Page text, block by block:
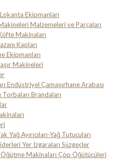
Ekipmanları
Malzemeleri ve Parçaları
Makinaları
Kapları
Ekipmanları
Makineleri
Endüstriyel Çamaşırhane Arabası
Torbaları Brandaları
Yağ Ayırıcıları-Yağ Tutucuları
Yer Izgaraları Süzgeçler
Makinaları Çöp Öğütücüleri